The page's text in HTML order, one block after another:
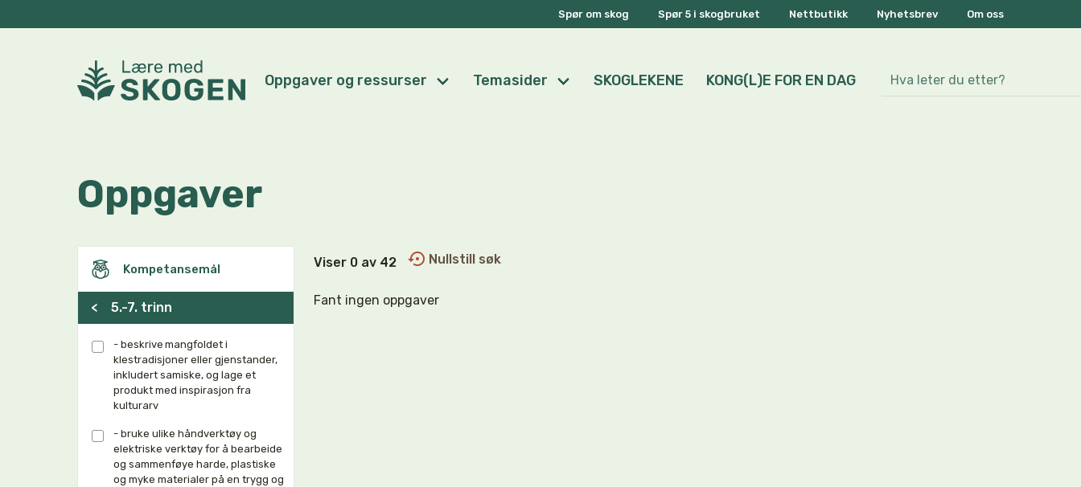
Spør om skog Spør 5 i skogbruket Nettbutikk Nyhetsbrev Om oss
Oppgaver og ressurser Temasider SKOGLEKENE KONG(L)E FOR EN DAG
Oppgaver
Kompetansemål
< 5.-7. trinn
- beskrive mangfoldet i
klestradisjoner eller gjenstander,
inkludert samiske, og lage et
produkt med inspirasjon fra
kulturarv
- bruke ulike håndverktøy og
elektriske verktøy for å bearbeide
og sammenføye harde, plastiske
og myke materialer på en trygg og
Viser 0 av 42 Nullstill søk
Fant ingen oppgaver